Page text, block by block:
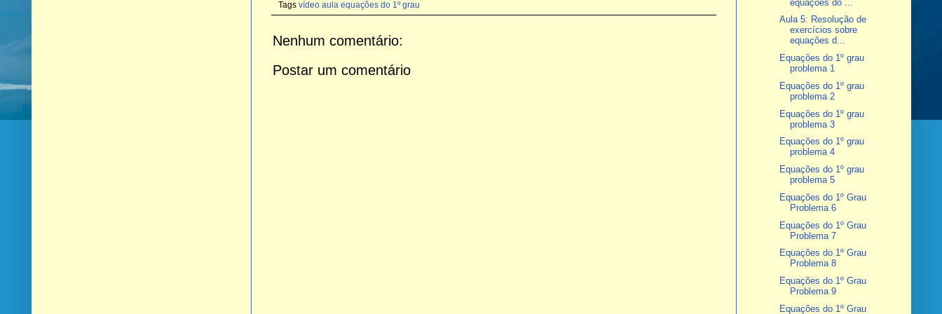
Tags vídeo aula equações do 1º grau
Nenhum comentário:
Postar um comentário
equações do ...
Aula 5: Resolução de
exercícios sobre
equações d...
Equações do 1º grau
problema 1
Equações do 1º grau
problema 2
Equações do 1º grau
problema 3
Equações do 1º grau
problema 4
Equações do 1º grau
problema 5
Equações do 1º Grau
Problema 6
Equações do 1º Grau
Problema 7
Equações do 1º Grau
Problema 8
Equações do 1º Grau
Problema 9
Equações do 1º Grau